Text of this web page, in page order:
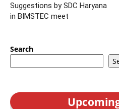
Suggestions by SDC Haryana
in BIMSTEC meet
Search